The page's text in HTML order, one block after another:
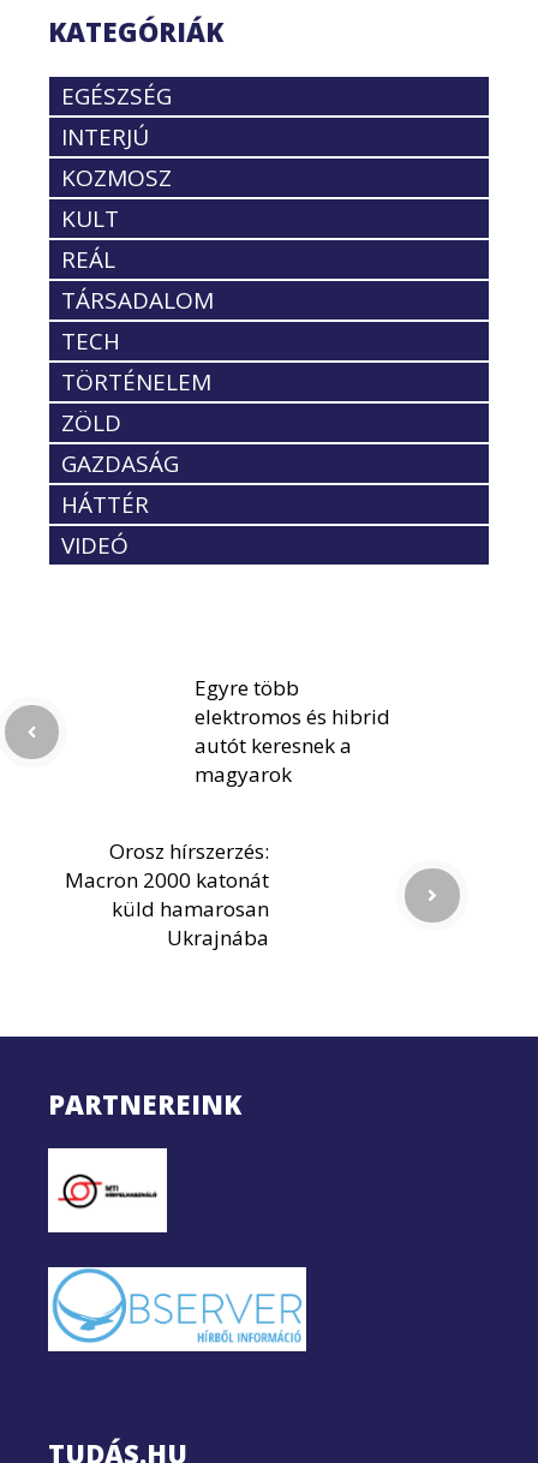
KATEGÓRIÁK
EGÉSZSÉG
INTERJÚ
KOZMOSZ
KULT
REÁL
TÁRSADALOM
TECH
TÖRTÉNELEM
ZÖLD
GAZDASÁG
HÁTTÉR
VIDEÓ
Egyre több
elektromos és hibrid
autót keresnek a
magyarok
Orosz hírszerzés:
Macron 2000 katonát
küld hamarosan
Ukrajnába
PARTNEREINK
TUDÁS.HU